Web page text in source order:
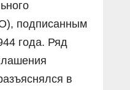
подписанным
года. Ряд
в